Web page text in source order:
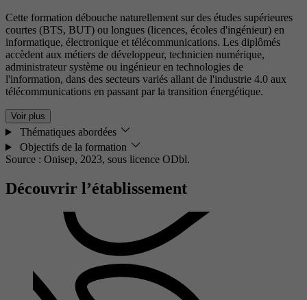
Cette formation débouche naturellement sur des études supérieures
courtes (BTS, BUT) ou longues (licences, écoles d'ingénieur) en
informatique, électronique et télécommunications. Les diplômés
accèdent aux métiers de développeur, technicien numérique,
administrateur système ou ingénieur en technologies de
l'information, dans des secteurs variés allant de l'industrie 4.0 aux
télécommunications en passant par la transition énergétique.
Voir plus
Thématiques abordées
Objectifs de la formation
Source : Onisep, 2023, sous licence ODbl.
Découvrir l’établissement